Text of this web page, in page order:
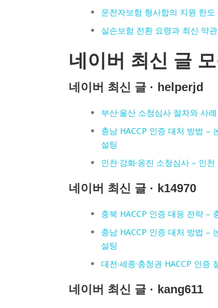
운전자보험 형사합의 지원 한도
실손보험 전환 요령과 최신 약
네이버 최신 글
네이버 최신 글 · helperjd
부산·울산 소청심사 절차와 사
충남 HACCP 인증 대처 방법 –
설팅
인천·강화·옹진 소청심사 – 인
네이버 최신 글 · k14970
충북 HACCP 인증 대응 전략 –
충남 HACCP 인증 대처 방법 –
설팅
대전·세종·충청권 HACCP 인
네이버 최신 글 · kang611